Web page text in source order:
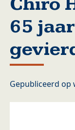
65
Gepubliceerd op